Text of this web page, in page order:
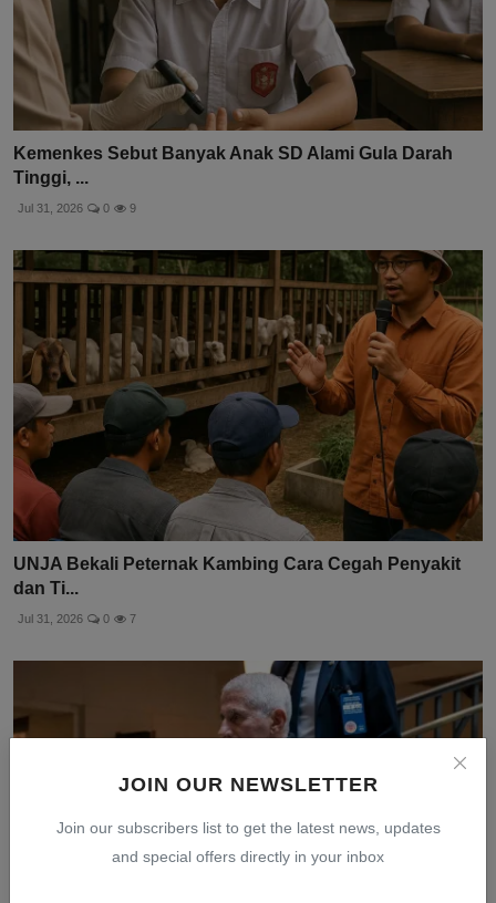
JOIN OUR NEWSLETTER
Join our subscribers list to get the latest news, updates
and special offers directly in your inbox
Kemenkes Sebut Banyak Anak SD Alami Gula Darah
Tinggi, ...
Jul 31, 2026 0 9
UNJA Bekali Peternak Kambing Cara Cegah Penyakit
dan Ti...
Jul 31, 2026 0 7